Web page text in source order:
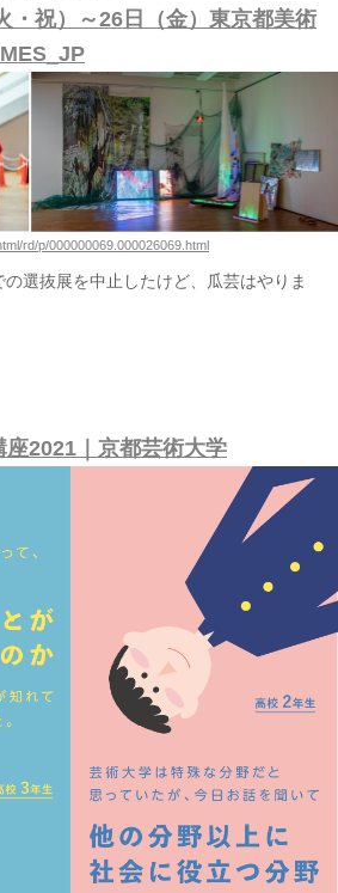
・祝）～26日（金）東京都美術
rd/p/000000069.000026069.html
選抜展を中止したけど、瓜芸はやりま
2021｜京都芸術大学